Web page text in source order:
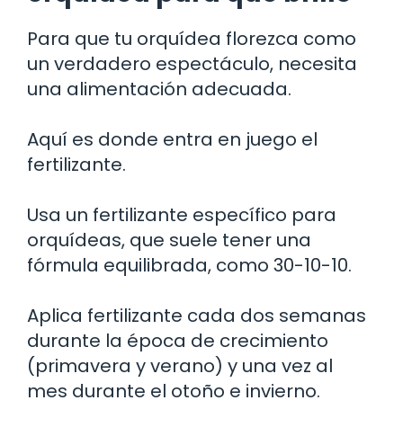
Para que tu orquídea florezca como
un verdadero espectáculo, necesita
una alimentación adecuada.
Aquí es donde entra en juego el
fertilizante.
Usa un fertilizante específico para
orquídeas, que suele tener una
fórmula equilibrada, como 30-10-10.
Aplica fertilizante cada dos semanas
durante la época de crecimiento
(primavera y verano) y una vez al
mes durante el otoño e invierno.